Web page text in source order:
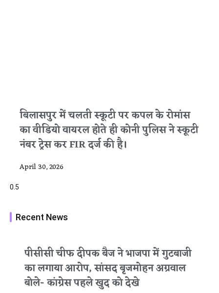
बिलासपुर में चलती स्कूटी पर कपल के रोमांस
का वीडियो वायरल होते ही कोनी पुलिस ने स्कूटी
नंबर ट्रेस कर FIR दर्ज की है।
April 30, 2026
Recent News
पीसीसी चीफ दीपक बैज ने भाजपा में गुटबाजी
का लगाया आरोप, सांसद बृजमोहन अग्रवाल
बोले- कांग्रेस पहले खुद को देखे